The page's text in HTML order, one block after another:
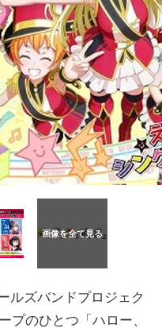
ルズバンドプロジェク
プのひとつ「ハロー、